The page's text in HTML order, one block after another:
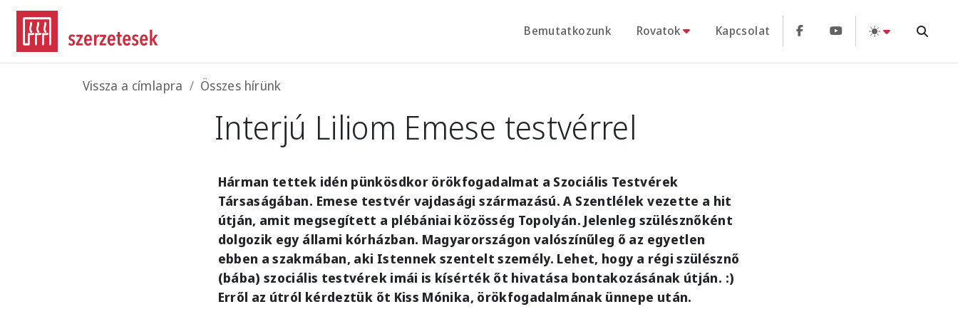
Ugrás a tartalomra
Bemutatkozunk Rovatok Kapcsolat
Morzsa
Vissza a címlapra Összes hírünk
Interjú Liliom Emese testvérrel
Hárman tettek idén pünkösdkor örökfogadalmat a Szociális Testvérek
Társaságában. Emese testvér vajdasági származású. A Szentlélek vezette a hit
útján, amit megsegített a plébániai közösség Topolyán. Jelenleg szülésznőként
dolgozik egy állami kórházban. Magyarországon valószínűleg ő az egyetlen
ebben a szakmában, aki Istennek szentelt személy. Lehet, hogy a régi szülésznő
(bába) szociális testvérek imái is kísérték őt hivatása bontakozásának útján. :)
Erről az útról kérdeztük őt Kiss Mónika, örökfogadalmának ünnepe után.